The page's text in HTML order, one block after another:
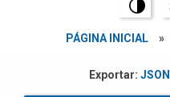
PÁGINA INICIAL »
Exportar: JSON